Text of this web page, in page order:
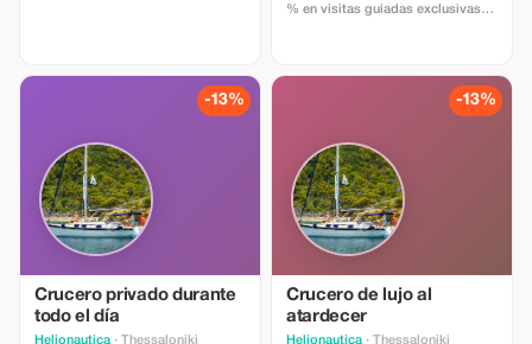
% en visitas guiadas exclusivas
-13%
Crucero privado durante
todo el día
Helionautica · Thessaloniki
-13%
Crucero de lujo al
atardecer
Helionautica · Thessaloniki